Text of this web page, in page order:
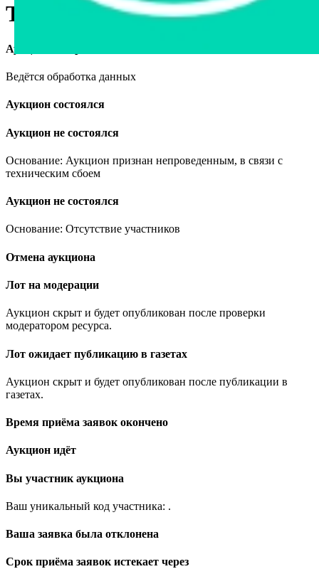
Трактор Беларус 82.1, 2008
Аукцион завершён
Ведётся обработка данных
Аукцион состоялся
Аукцион не состоялся
Основание: Аукцион признан непроведенным, в связи с
техническим сбоем
Аукцион не состоялся
Основание: Отсутствие участников
Отмена аукциона
Лот на модерации
Аукцион скрыт и будет опубликован после проверки
модератором ресурса.
Лот ожидает публикацию в газетах
Аукцион скрыт и будет опубликован после публикации в
газетах.
Время приёма заявок окончено
Аукцион идёт
Вы участник аукциона
Ваш уникальный код участника: .
Ваша заявка была отклонена
Срок приёма заявок истекает через